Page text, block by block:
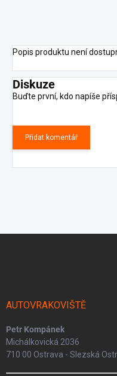
Popis produktu není
Diskuze
Buďte první, kdo napíše
Přidat komentář
AUTOVRAKOVIŠTĚ
Petr Kompánek
Michálkovická 2036
710 00 Ostrava - Slezská